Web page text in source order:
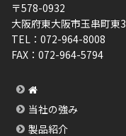
〒578-0932
大阪府東大阪市玉串町東
TEL： 072-964-8008
FAX： 072-964-5794
当社の強み
製品紹介